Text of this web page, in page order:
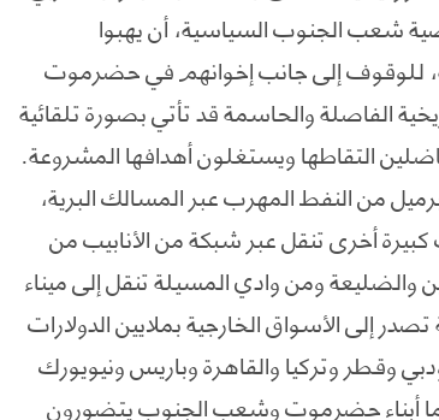
شعب الجنوب السياسية، أن يهبوا
للوقوف إلى جانب إخوانهم في حضرموت
الفاصلة والحاسمة قد تأتي بصورة تلقائية
التقاطها ويستغلون أهدافها المشروعة.
من 400 قاطرة يوميا سعة الواحدة منها 450 برميل من النفط المهرب عبر المسالك البرية،
أخرى تنقل عبر شبكة من الأنابيب من
ومن وادي المسيلة تنقل إلى ميناء
إلى الأسواق الخارجية بملايين الدولارات
وتركيا والقاهرة وباريس ونيويورك
أبناء حضرموت وشعب الجنوب يتضورون